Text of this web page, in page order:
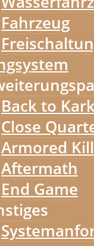
Fahrzeug
Back to
Close
Armored Kill
Aftermath
End Game